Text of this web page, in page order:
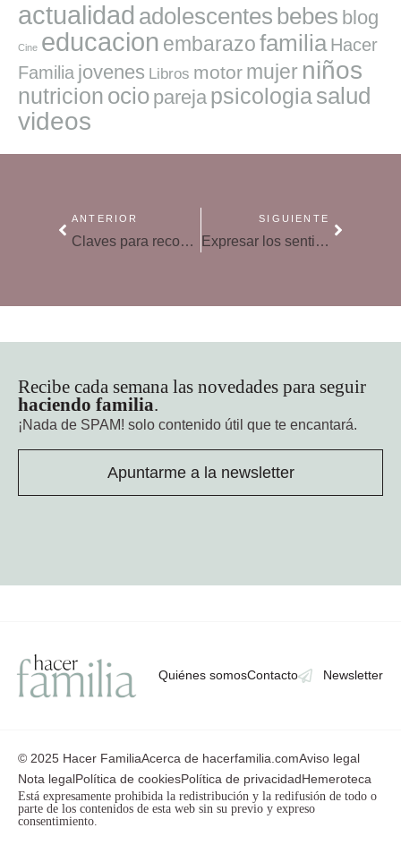
actualidad adolescentes bebes blog
Cine educacion embarazofamilia Hacer
Familia jovenes Libros motor mujer niños
nutricion ocio pareja psicologiasalud
videos
ANTERIOR
Claves para reconectar con tu pareja en San Valentín
SIGUIENTE
Expresar los sentimientos en pareja
Recibe cada semana las novedades para seguir
haciendo familia.
¡Nada de SPAM! solo contenido útil que te encantará.
Apuntarme a la newsletter
Quiénes somosContacto Newsletter
© 2025 Hacer FamiliaAcerca de hacerfamilia.comAviso legal
Nota legalPolítica de cookiesPolítica de privacidadHemeroteca
Está expresamente prohibida la redistribución y la redifusión de todo o
parte de los contenidos de esta web sin su previo y expreso
consentimiento.